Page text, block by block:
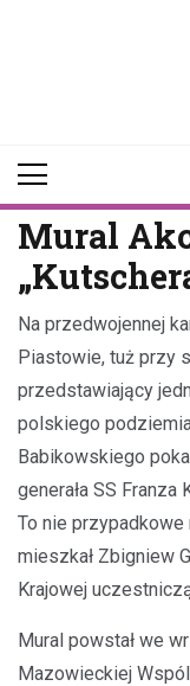
Mural
Na przedwojennej
Piastowie, tuż przy
przedstawiający
polskiego
Babikowskiego
generała SS
To nie
mieszkał Zbigniew
Krajowej
Mural powstał we
Mazowieckiej